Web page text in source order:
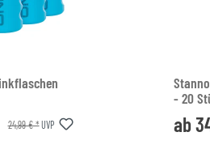
24,99 € *UVP
- 20
ab